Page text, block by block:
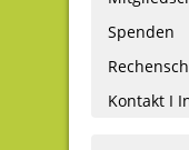
Spenden
Kontakt I